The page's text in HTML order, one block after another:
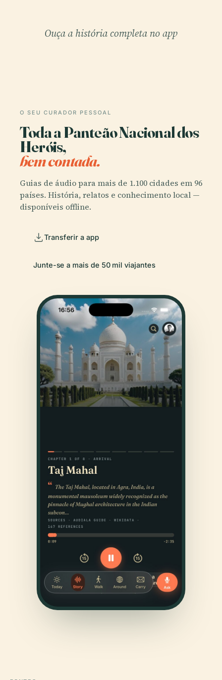
Ouça a história completa no app
O SEU CURADOR PESSOAL
Toda a Panteão Nacional dos
Heróis,
bem contada.
Guias de áudio para mais de 1.100 cidades em 96
países. História, relatos e conhecimento local —
disponíveis offline.
Transferir a app
Junte-se a mais de 50 mil viajantes